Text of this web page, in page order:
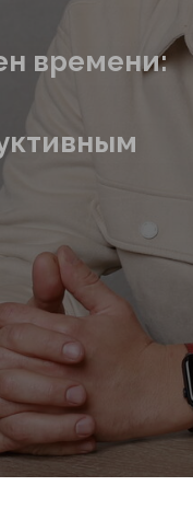
времени: